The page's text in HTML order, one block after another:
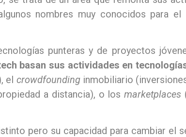
nombres muy conocidos para
punteras y de proyectos
basan sus actividades en
el crowdfounding inmobiliario
a distancia), o losmarketplaces
pero su capacidad para cambiar el